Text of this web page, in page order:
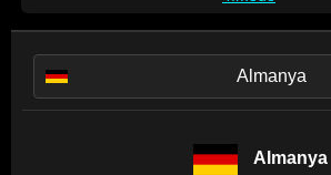
Almanya
Almanya